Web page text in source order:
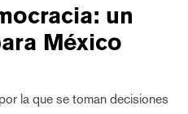
un
México
la que se toman decisiones